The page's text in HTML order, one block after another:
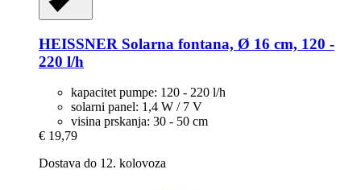
HEISSNER Solarna fontana, Ø 16 cm, 120 -​
220 l/h
kapacitet pumpe: 120 - 220 l/h
solarni panel: 1,4 W / 7 V
visina prskanja: 30 - 50 cm
€ 19,79
Dostava do 12. kolovoza